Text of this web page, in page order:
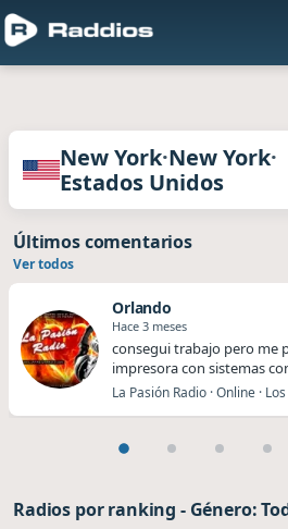
Radios de New York · New
New York·New York·
Estados Unidos
Últimos comentarios
Ver todos
Orlando
Hace 3 meses
​​consegui trabajo pero me
impresora con sistemas
me…
La Pasión Radio · Online ·
Radios por ranking - Género: